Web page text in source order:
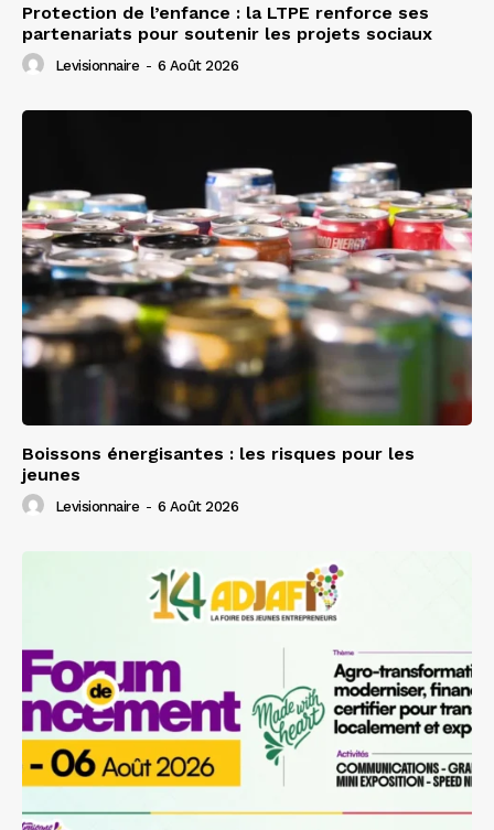
Protection de l’enfance : la LTPE renforce ses
partenariats pour soutenir les projets sociaux
Levisionnaire - 6 Août 2026
Boissons énergisantes : les risques pour les
jeunes
Levisionnaire - 6 Août 2026